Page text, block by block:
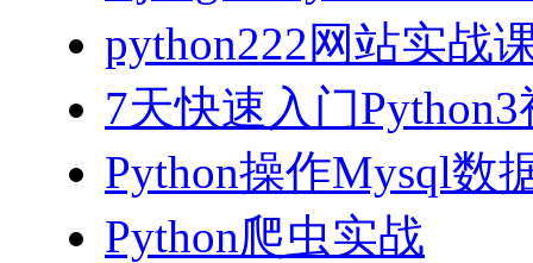
python222网站实战
7天快速入门
Python操作Mysql数
Python爬虫实战